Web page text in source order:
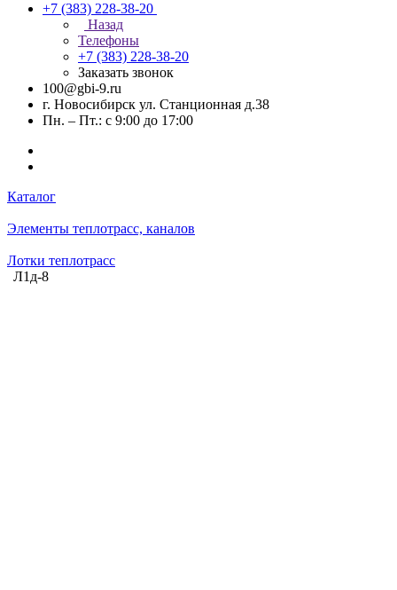
+7 (383) 228-38-20
Назад
Телефоны
+7 (383) 228-38-20
Заказать звонок
100@gbi-9.ru
г. Новосибирск ул. Станционная д.38
Пн. – Пт.: с 9:00 до 17:00
Каталог
Элементы теплотрасс, каналов
Лотки теплотрасс
Л1д-8